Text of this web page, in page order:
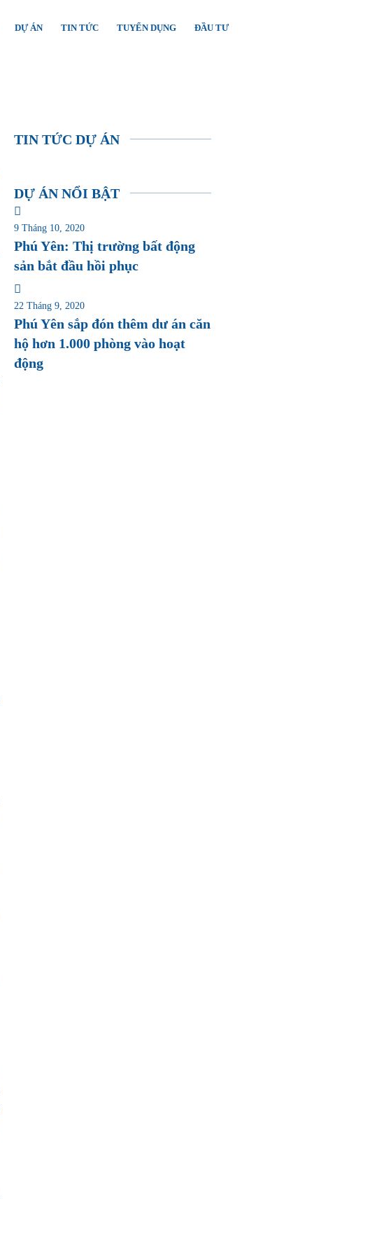
DỰ ÁN TIN TỨC TUYỂN DỤNG ĐẦU TƯ
TIN TỨC DỰ ÁN
DỰ ÁN NỔI BẬT
9 Tháng 10, 2020
Phú Yên: Thị trường bất động
sản bắt đầu hồi phục
22 Tháng 9, 2020
Phú Yên sắp đón thêm dư án căn
hộ hơn 1.000 phòng vào hoạt
động